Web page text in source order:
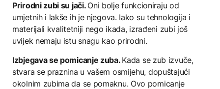
Prirodni zubi su jači. Oni bolje funkcioniraju od
umjetnih i lakše ih je njegova. Iako su tehnologija i
materijali kvalitetniji nego ikada, izrađeni zubi još
uvijek nemaju istu snagu kao prirodni.
Izbjegava se pomicanje zuba. Kada se zub izvuče,
stvara se praznina u vašem osmijehu, dopuštajući
okolnim zubima da se pomaknu. Ovo pomicanje